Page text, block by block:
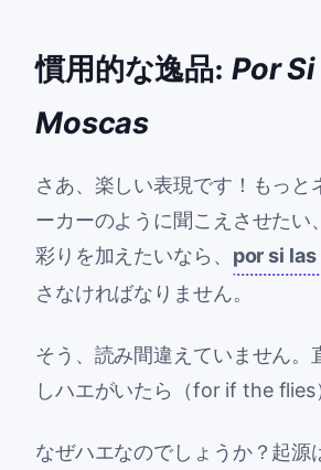
慣用的な逸品: Por
Moscas
さあ、楽しい表現です！もっと
ーカーのように聞こえさせたい
彩りを加えたいなら、 por si
さなければなりません。
そう、読み間違えていません。
しハエがいたら（for if the flies
なぜハエなのでしょうか？起源